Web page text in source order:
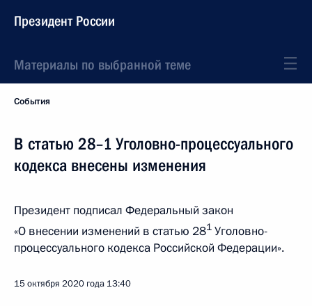
Президент России
Материалы по выбранной теме
События
В статью 28–1 Уголовно-процессуального
кодекса внесены изменения
Президент подписал Федеральный закон
«О внесении изменений в статью 281 Уголовно-
процессуального кодекса Российской Федерации».
15 октября 2020 года 13:40